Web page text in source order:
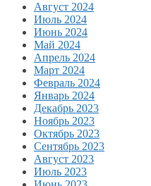
Август 2024
Июль 2024
Июнь 2024
Май 2024
Апрель 2024
Март 2024
Февраль 2024
Январь 2024
Декабрь 2023
Ноябрь 2023
Октябрь 2023
Сентябрь 2023
Август 2023
Июль 2023